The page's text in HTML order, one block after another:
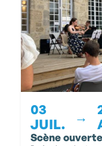
03
JUIL.
→
Scène